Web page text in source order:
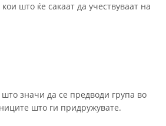
што ќе сакаат да учествуваат на
значи да се предводи група во
што ги придружувате.